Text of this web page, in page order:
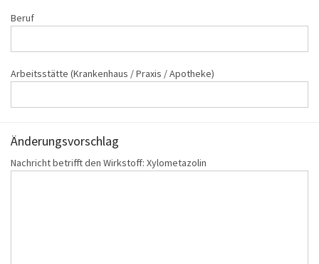
Beruf
Arbeitsstätte (Krankenhaus / Praxis / Apotheke)
Änderungs‌vorschlag
Nachricht betrifft den Wirkstoff: Xylometazolin